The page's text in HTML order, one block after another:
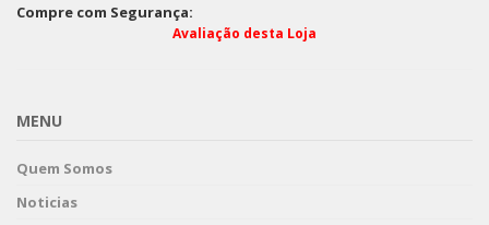
Compre com Segurança:
Avaliação desta Loja
MENU
Quem Somos
Noticias